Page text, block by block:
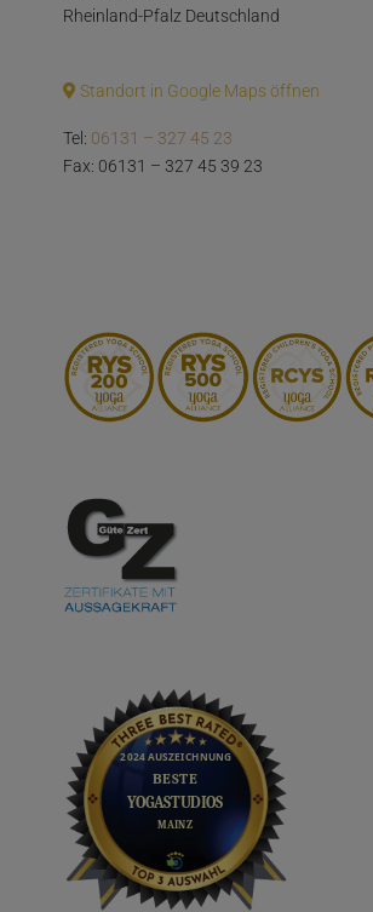
Rheinland-Pfalz Deutschland
Standort in Google Maps öffnen
Tel: 06131 – 327 45 23
Fax: 06131 – 327 45 39 23